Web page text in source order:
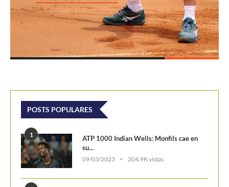
09/03/2023 204,9K vistas
2
Colombianos asaltan la clasificación del
Challenger de Guayaquil
28/10/2017 202,1K vistas
3
18/10/2020
4
Wimbledon 2024 repartirá 50 millones
de libras en...